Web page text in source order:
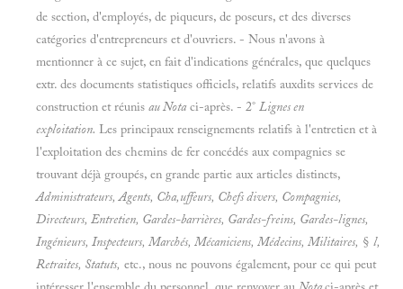
de section, d'employés, de piqueurs, de poseurs, et des diverses
catégories d'entrepreneurs et d'ouvriers. - Nous n'avons à
mentionner à ce sujet, en fait d'indications générales, que quelques
extr. des documents statistiques officiels, relatifs auxdits services de
construction et réunis au Notaci-après. - 2° Lignes en
exploitation. Les principaux renseignements relatifs à l'entretien et à
l'exploitation des chemins de fer concédés aux compagnies se
trouvant déjà groupés, en grande partie aux articles distincts,
Administrateurs, Agents, Cha,uffeurs, Chefs divers, Compagnies,
Directeurs, Entretien, Gardes-barrières, Gardes-freins, Gardes-lignes,
Ingénieurs, Inspecteurs, Marchés, Mécaniciens, Médecins, Militaires, § l,
Retraites, Statuts, etc., nous ne pouvons également, pour ce qui peut